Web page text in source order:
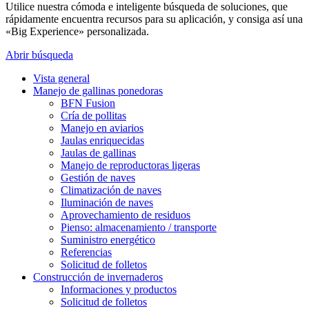
Utilice nuestra cómoda e inteligente búsqueda de soluciones, que
rápidamente encuentra recursos para su aplicación, y consiga así una
«Big Experience» personalizada.
Abrir búsqueda
Vista general
Manejo de gallinas ponedoras
BFN Fusion
Cría de pollitas
Manejo en aviarios
Jaulas enriquecidas
Jaulas de gallinas
Manejo de reproductoras ligeras
Gestión de naves
Climatización de naves
Iluminación de naves
Aprovechamiento de residuos
Pienso: almacenamiento / transporte
Suministro energético
Referencias
Solicitud de folletos
Construcción de invernaderos
Informaciones y productos
Solicitud de folletos